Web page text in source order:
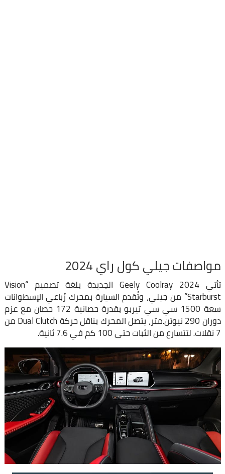
مواصفات جيلي كول راي 2024
تأتي Geely Coolray 2024 الجديدة بلغة تصميم “Vision
Starburst” من جيلي، وتُقدم السيارة بمحرك رُباعي الإسطوانات
سعة 1500 سي سي تيربو بقدرة حصانية 172 حصان مع عزم
دوران 290 نيوتن.متر، يتصل المحرك بناقل حركة Dual Clutch من
7 نقلات. لتتسارع من الثبات حتى 100 كم في 7.6 ثانية.